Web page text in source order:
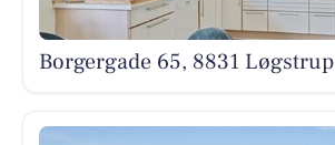
Borgergade 65, 8831 Løgstrup